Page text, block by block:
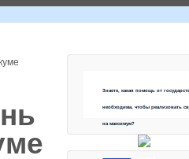
Знаете, какая помощь от
необходима, чтобы реализовать
на максимум?